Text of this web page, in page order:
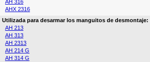
AH 316
AHX 2316
Utilizada para desarmar los manguitos de desmontaje:
AH 213
AH 313
AH 2313
AH 214 G
AH 314 G